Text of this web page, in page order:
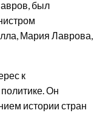
был
Мария Лаврова,
к
Он
истории стран